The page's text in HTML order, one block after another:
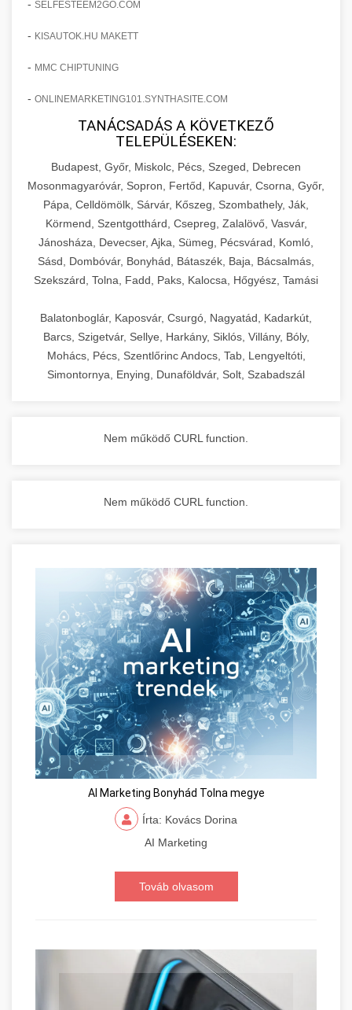
- SELFESTEEM2GO.COM
- KISAUTOK.HU MAKETT
- MMC CHIPTUNING
- ONLINEMARKETING101.SYNTHASITE.COM
TANÁCSADÁS A KÖVETKEZŐ
TELEPÜLÉSEKEN:
Budapest, Győr, Miskolc, Pécs, Szeged, Debrecen
Mosonmagyaróvár, Sopron, Fertőd, Kapuvár, Csorna, Győr,
Pápa, Celldömölk, Sárvár, Kőszeg, Szombathely, Ják,
Körmend, Szentgotthárd, Csepreg, Zalalövő, Vasvár,
Jánosháza, Devecser, Ajka, Sümeg, Pécsvárad, Komló,
Sásd, Dombóvár, Bonyhád, Bátaszék, Baja, Bácsalmás,
Szekszárd, Tolna, Fadd, Paks, Kalocsa, Hőgyész, Tamási
Balatonboglár, Kaposvár, Csurgó, Nagyatád, Kadarkút,
Barcs, Szigetvár, Sellye, Harkány, Siklós, Villány, Bóly,
Mohács, Pécs, Szentlőrinc Andocs, Tab, Lengyeltóti,
Simontornya, Enying, Dunaföldvár, Solt, Szabadszál
Nem működő CURL function.
Nem működő CURL function.
AI Marketing Bonyhád Tolna megye
Írta: Kovács Dorina
AI Marketing
Továb olvasom